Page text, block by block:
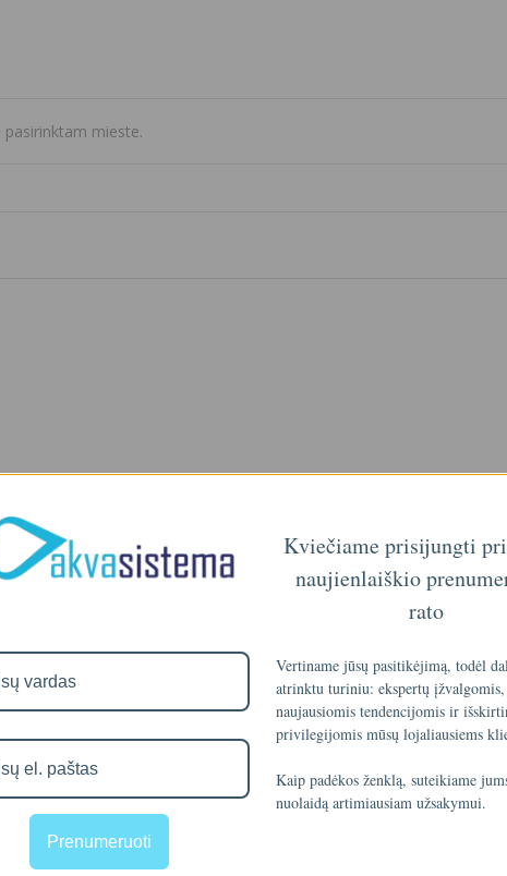
pasirinktam mieste.
Rekomenduojama naudoti kai vanduo yra smarkiai užterštas
dėl to mechaniniai vandens filtrai naudojami pirminiam vandens
ir suvartojimo. Mechaniškai filtruotas vanduo yra skaidresnis
Vanduo teka pro šį užpildą, kuriame sulaikomos skirtingų dydžių
Prenumeruoti
Kviečiame prisijungti
naujienlaiškio
rato
Vertiname jūsų pasitikėjimą, todėl
atrinktu turiniu: ekspertų įžvalgomis,
naujausiomis tendencijomis ir
privilegijomis mūsų lojaliausiems
Kaip padėkos ženklą, suteikiame
nuolaidą artimiausiam užsakymui.